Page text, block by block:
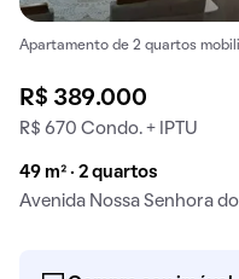
Apartamento de 2 quartos
R$ 389.000
R$ 670 Condo. + IPTU
49 m² · 2 quartos
Avenida Nossa Senhora do